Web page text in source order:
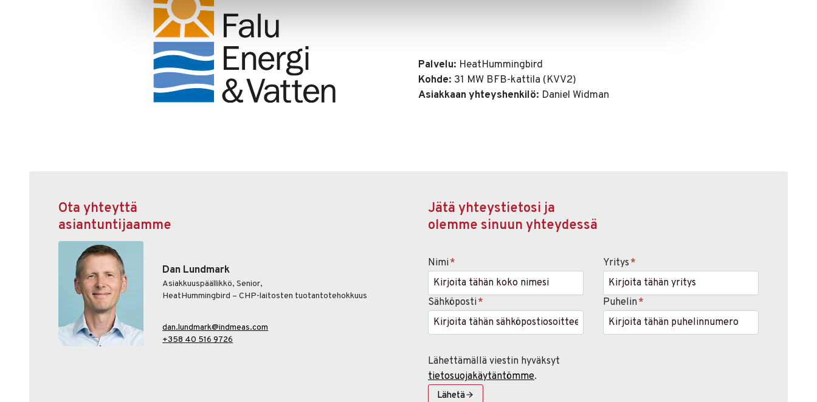
Palvelu: HeatHummingbird
Kohde: 31 MW BFB-kattila (KVV2)
Asiakkaan yhteyshenkilö: Daniel Widman
Ota yhteyttä
asiantuntijaamme
Dan Lundmark
Asiakkuuspäällikkö, Senior,
HeatHummingbird – CHP-laitosten tuotantotehokkuus
dan.lundmark@indmeas.com
+358 40 516 9726
Jätä yhteystietosi ja
olemme sinuun yhteydessä
Nimi *
Sähköposti *
Yritys *
Puhelin *
Lähettämällä viestin hyväksyt
tietosuojakäytäntömme.
Lähetä